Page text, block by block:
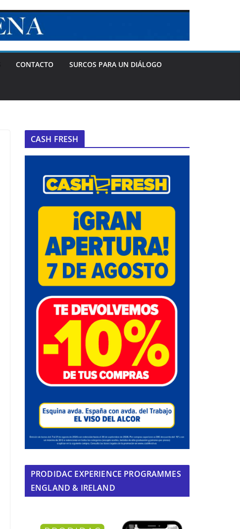
CONTACTO SURCOS PARA UN DIÁLOGO
CASH FRESH
PRODIDAC EXPERIENCE PROGRAMMES
ENGLAND & IRELAND